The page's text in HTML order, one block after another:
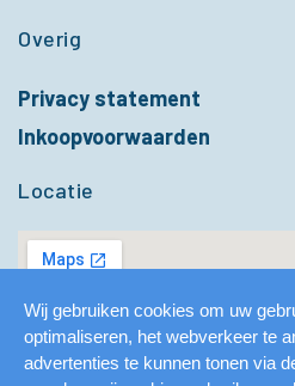
Overig
Privacy statement
Inkoopvoorwaarden
Locatie
Wij gebruiken cookies om uw
optimaliseren, het webverkeer te
advertenties te kunnen tonen via